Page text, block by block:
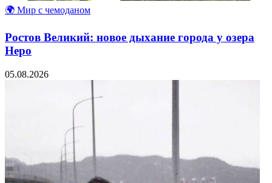
🌍 Мир с чемоданом
Ростов Великий: новое дыхание города у озера
Неро
05.08.2026